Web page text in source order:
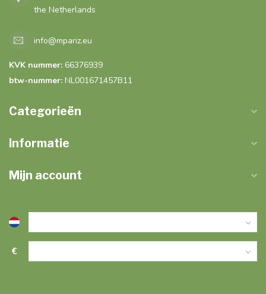
the Netherlands
info@mpariz.eu
KVK nummer: 66376939
btw-nummer: NL001671457B11
Categorieën
Informatie
Mijn account
€